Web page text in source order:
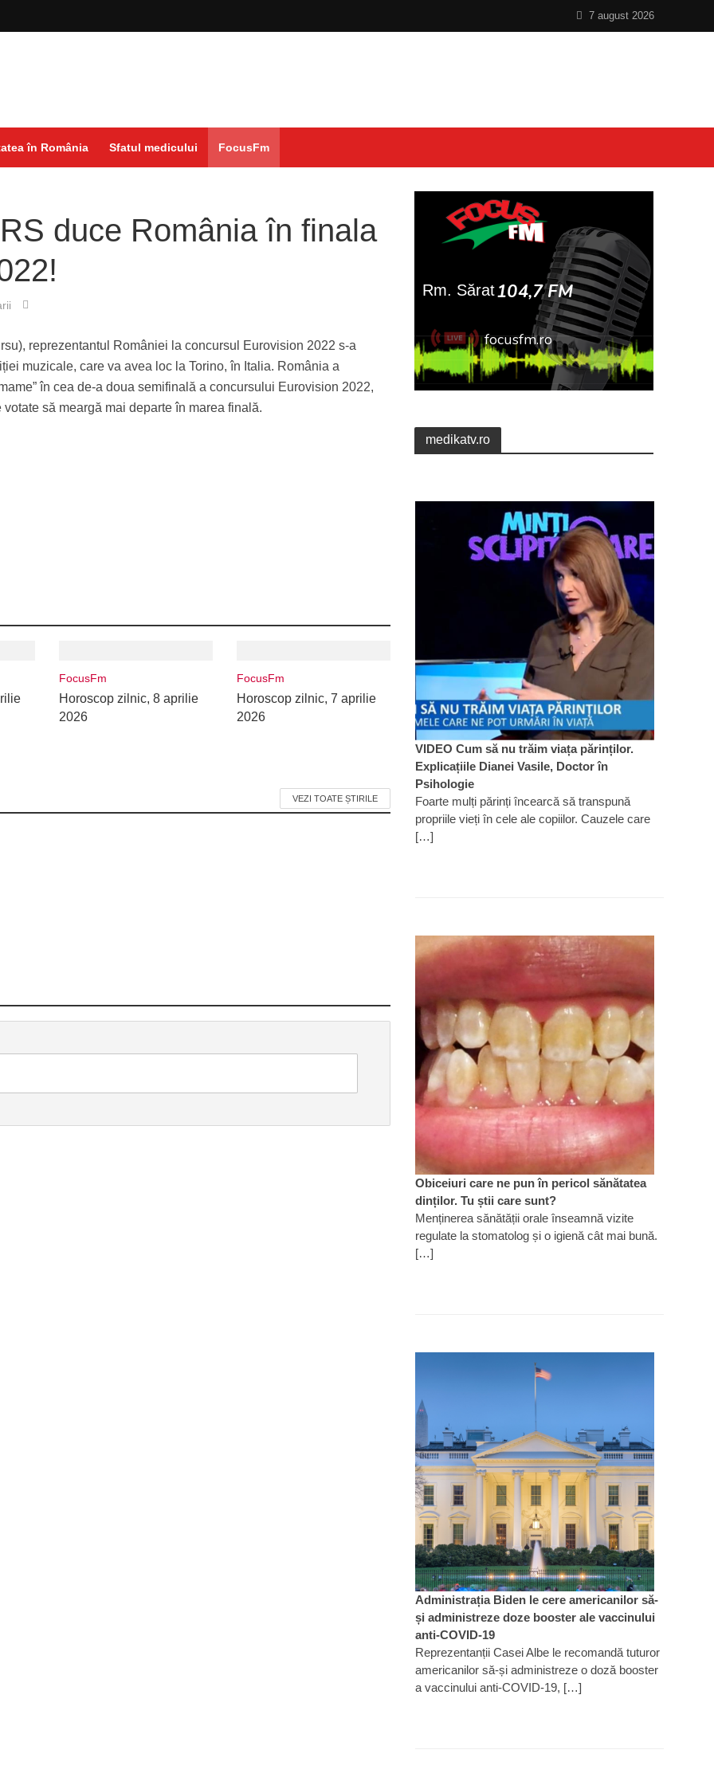
7 august 2026
în România Sfatul medicului FocusFm
duce România în finala
reprezentantul României la concursul Eurovision 2022 s-a
muzicale, care va avea loc la Torino, în Italia. România a
în cea de-a doua semifinală a concursului Eurovision 2022,
să meargă mai departe în marea finală.
FocusFm
Horoscop zilnic, 8 aprilie
2026
FocusFm
Horoscop zilnic, 7 aprilie
2026
VEZI TOATE ȘTIRILE
medikatv.ro
VIDEO Cum să nu trăim viața părinților.
Explicațiile Dianei Vasile, Doctor în
Psihologie
Foarte mulți părinți încearcă să transpună
propriile vieți în cele ale copiilor. Cauzele care
[…]
Obiceiuri care ne pun în pericol sănătatea
dinților. Tu știi care sunt?
Menținerea sănătății orale înseamnă vizite
regulate la stomatolog și o igienă cât mai bună.
[…]
Administrația Biden le cere americanilor să-
și administreze doze booster ale vaccinului
anti-COVID-19
Reprezentanții Casei Albe le recomandă tuturor
americanilor să-și administreze o doză booster
a vaccinului anti-COVID-19, […]